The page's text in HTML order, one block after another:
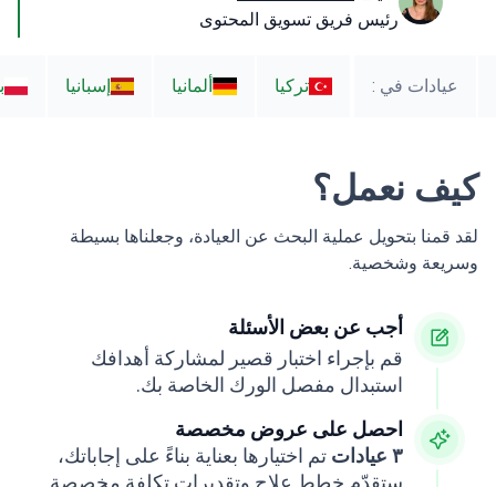
رئيس فريق تسويق المحتوى
عيادات في : تركيا ألمانيا إسبانيا
كيف نعمل؟
لقد قمنا بتحويل عملية البحث عن العيادة، وجعلناها بسيطة
وسريعة وشخصية.
أجب عن بعض الأسئلة
قم بإجراء اختبار قصير لمشاركة أهدافك
استبدال مفصل الورك الخاصة بك.
احصل على عروض مخصصة
٣ عيادات
تم اختيارها بعناية بناءً على إجاباتك،
ستقدّم خطط علاج وتقديرات تكلفة مخصصة